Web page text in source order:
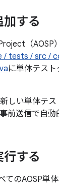
する
（AOSP
tests / src /
に単体テス
しい単体テ
前送信で自動
する
てのAOSP単